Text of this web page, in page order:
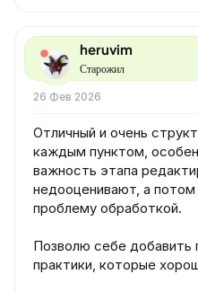
heruvim
Старожил
26 Фев 2026
Отличный и очень
каждым пунктом,
важность этапа
недооценивают, а
проблему обработкой.
Позволю себе добавить
практики, которые